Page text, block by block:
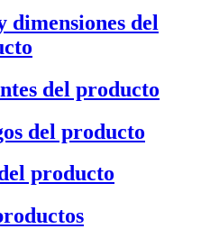
dimensiones del
del producto
del producto
producto